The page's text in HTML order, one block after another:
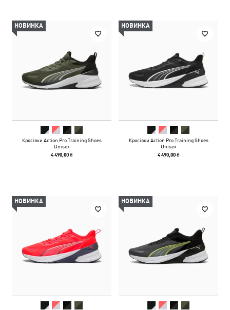
НОВИНКА
Кросівки Action Pro Training Shoes
Unisex
4 490,00 ₴
НОВИНКА
Кросівки Action Pro Training Shoes
Unisex
4 490,00 ₴
НОВИНКА НОВИНКА